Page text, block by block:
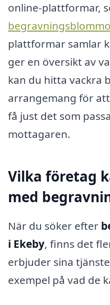
online-plattformar,
plattformar samlar
ger en översikt av
kan du hitta vackra
arrangemang för
få just det som
mottagaren.
Vilka företag
med
När du söker efter
i Ekeby, finns det
erbjuder sina
exempel på vad de